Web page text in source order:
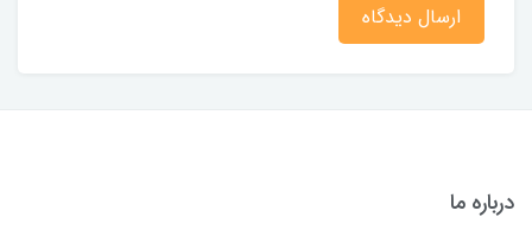
ارسال دیدگاه
درباره ما